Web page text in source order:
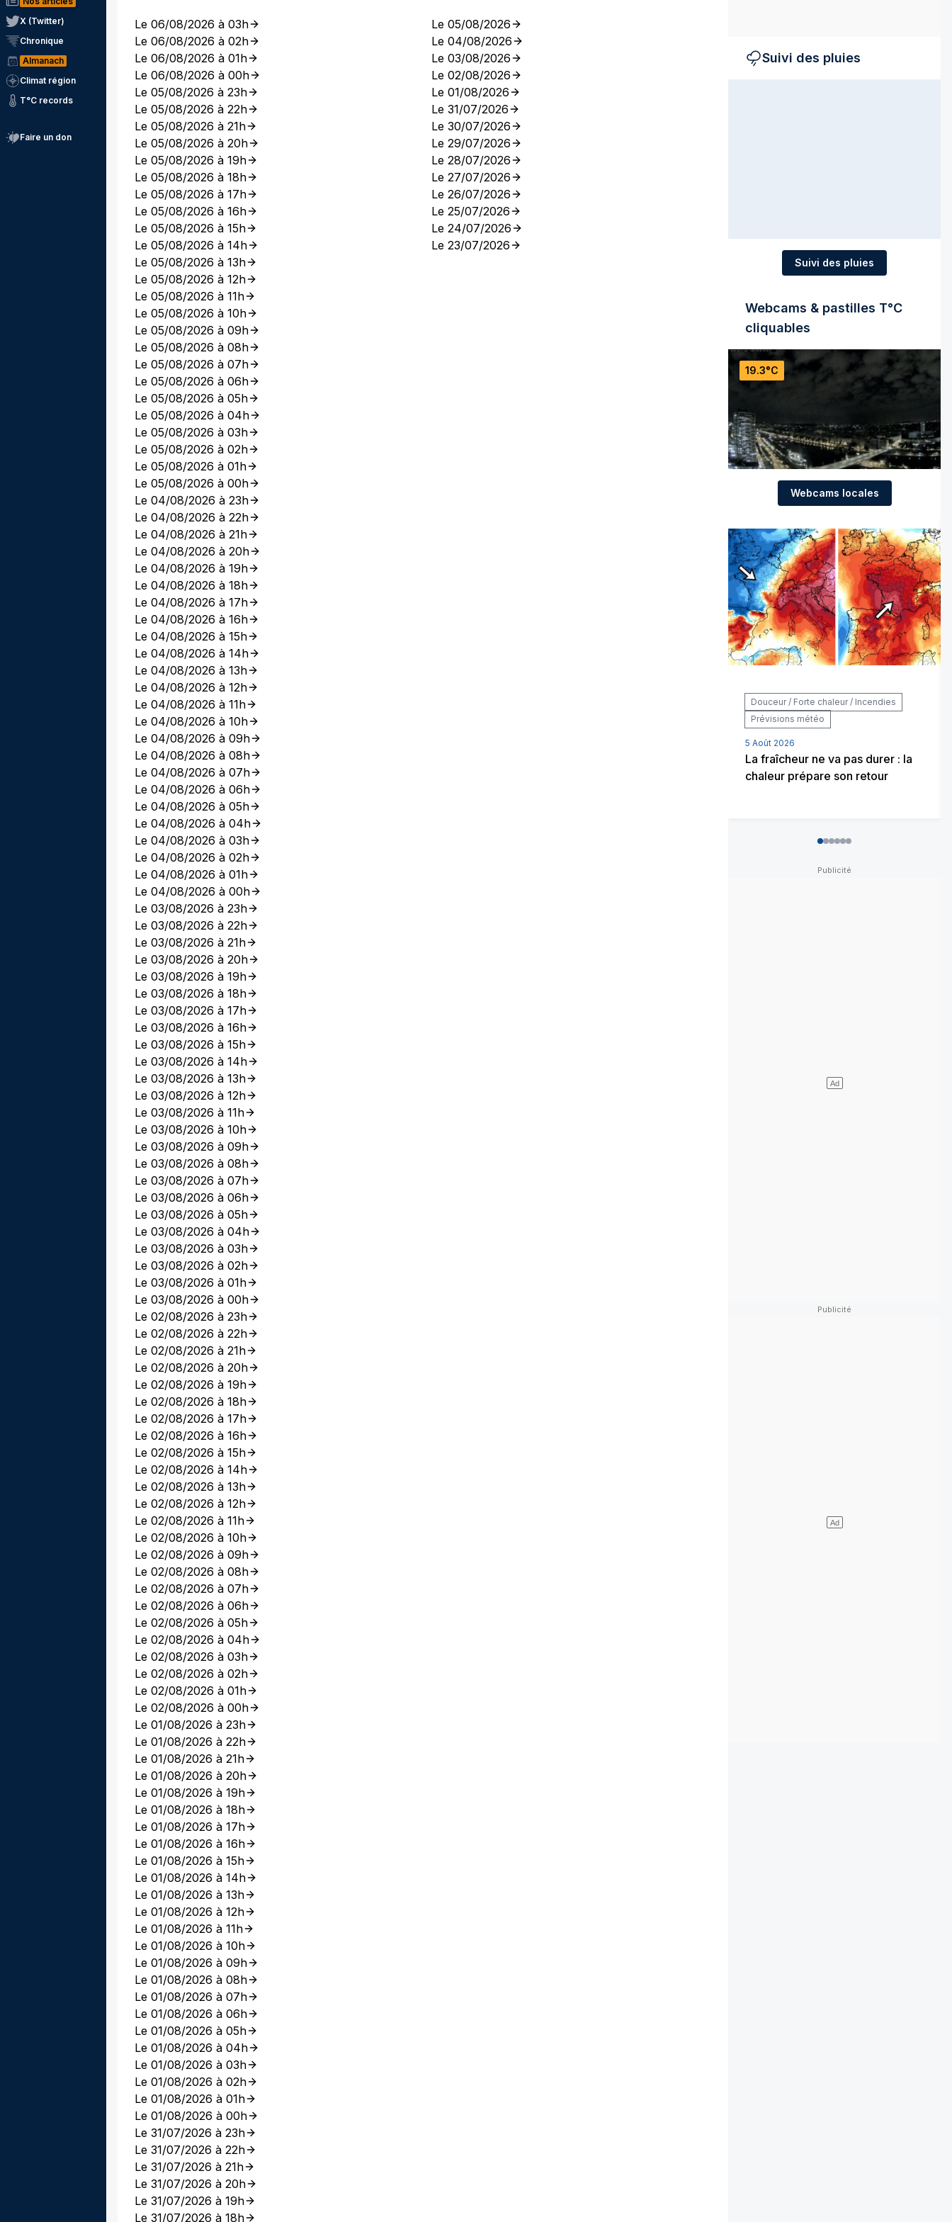
X (Twitter)
Chronique
Almanach
Climat région
T°C records
Faire un don
Le 06/08/2026 à 03h
Le 06/08/2026 à 02h
Le 06/08/2026 à 01h
Le 06/08/2026 à 00h
Le 05/08/2026 à 23h
Le 05/08/2026 à 22h
Le 05/08/2026 à 21h
Le 05/08/2026 à 20h
Le 05/08/2026 à 19h
Le 05/08/2026 à 18h
Le 05/08/2026 à 17h
Le 05/08/2026 à 16h
Le 05/08/2026 à 15h
Le 05/08/2026 à 14h
Le 05/08/2026 à 13h
Le 05/08/2026 à 12h
Le 05/08/2026 à 11h
Le 05/08/2026 à 10h
Le 05/08/2026 à 09h
Le 05/08/2026 à 08h
Le 05/08/2026 à 07h
Le 05/08/2026 à 06h
Le 05/08/2026 à 05h
Le 05/08/2026 à 04h
Le 05/08/2026 à 03h
Le 05/08/2026 à 02h
Le 05/08/2026 à 01h
Le 05/08/2026 à 00h
Le 04/08/2026 à 23h
Le 04/08/2026 à 22h
Le 04/08/2026 à 21h
Le 04/08/2026 à 20h
Le 04/08/2026 à 19h
Le 04/08/2026 à 18h
Le 04/08/2026 à 17h
Le 04/08/2026 à 16h
Le 04/08/2026 à 15h
Le 04/08/2026 à 14h
Le 04/08/2026 à 13h
Le 04/08/2026 à 12h
Le 04/08/2026 à 11h
Le 04/08/2026 à 10h
Le 04/08/2026 à 09h
Le 04/08/2026 à 08h
Le 04/08/2026 à 07h
Le 04/08/2026 à 06h
Le 04/08/2026 à 05h
Le 04/08/2026 à 04h
Le 04/08/2026 à 03h
Le 04/08/2026 à 02h
Le 04/08/2026 à 01h
Le 04/08/2026 à 00h
Le 03/08/2026 à 23h
Le 03/08/2026 à 22h
Le 03/08/2026 à 21h
Le 03/08/2026 à 20h
Le 03/08/2026 à 19h
Le 03/08/2026 à 18h
Le 03/08/2026 à 17h
Le 03/08/2026 à 16h
Le 03/08/2026 à 15h
Le 03/08/2026 à 14h
Le 03/08/2026 à 13h
Le 03/08/2026 à 12h
Le 03/08/2026 à 11h
Le 03/08/2026 à 10h
Le 03/08/2026 à 09h
Le 03/08/2026 à 08h
Le 03/08/2026 à 07h
Le 03/08/2026 à 06h
Le 03/08/2026 à 05h
Le 03/08/2026 à 04h
Le 03/08/2026 à 03h
Le 03/08/2026 à 02h
Le 03/08/2026 à 01h
Le 03/08/2026 à 00h
Le 02/08/2026 à 23h
Le 02/08/2026 à 22h
Le 02/08/2026 à 21h
Le 02/08/2026 à 20h
Le 02/08/2026 à 19h
Le 02/08/2026 à 18h
Le 02/08/2026 à 17h
Le 02/08/2026 à 16h
Le 02/08/2026 à 15h
Le 02/08/2026 à 14h
Le 02/08/2026 à 13h
Le 02/08/2026 à 12h
Le 02/08/2026 à 11h
Le 02/08/2026 à 10h
Le 02/08/2026 à 09h
Le 02/08/2026 à 08h
Le 02/08/2026 à 07h
Le 02/08/2026 à 06h
Le 02/08/2026 à 05h
Le 02/08/2026 à 04h
Le 02/08/2026 à 03h
Le 02/08/2026 à 02h
Le 02/08/2026 à 01h
Le 02/08/2026 à 00h
Le 01/08/2026 à 23h
Le 01/08/2026 à 22h
Le 01/08/2026 à 21h
Le 01/08/2026 à 20h
Le 01/08/2026 à 19h
Le 01/08/2026 à 18h
Le 01/08/2026 à 17h
Le 01/08/2026 à 16h
Le 01/08/2026 à 15h
Le 01/08/2026 à 14h
Le 01/08/2026 à 13h
Le 01/08/2026 à 12h
Le 01/08/2026 à 11h
Le 01/08/2026 à 10h
Le 01/08/2026 à 09h
Le 01/08/2026 à 08h
Le 01/08/2026 à 07h
Le 01/08/2026 à 06h
Le 01/08/2026 à 05h
Le 01/08/2026 à 04h
Le 01/08/2026 à 03h
Le 01/08/2026 à 02h
Le 01/08/2026 à 01h
Le 01/08/2026 à 00h
Le 31/07/2026 à 23h
Le 31/07/2026 à 22h
Le 31/07/2026 à 21h
Le 31/07/2026 à 20h
Le 31/07/2026 à 19h
Le 31/07/2026 à 18h
Le 05/08/2026
Le 04/08/2026
Le 03/08/2026
Le 02/08/2026
Le 01/08/2026
Le 31/07/2026
Le 30/07/2026
Le 29/07/2026
Le 28/07/2026
Le 27/07/2026
Le 26/07/2026
Le 25/07/2026
Le 24/07/2026
Le 23/07/2026
Suivi des pluies
Suivi des pluies
Webcams & pastilles T°C
cliquables
19.3°C
Webcams locales
Douceur / Forte chaleur / Incendies
Prévisions météo
5 Août 2026
La fraîcheur ne va pas durer : la
chaleur prépare son retour
012345